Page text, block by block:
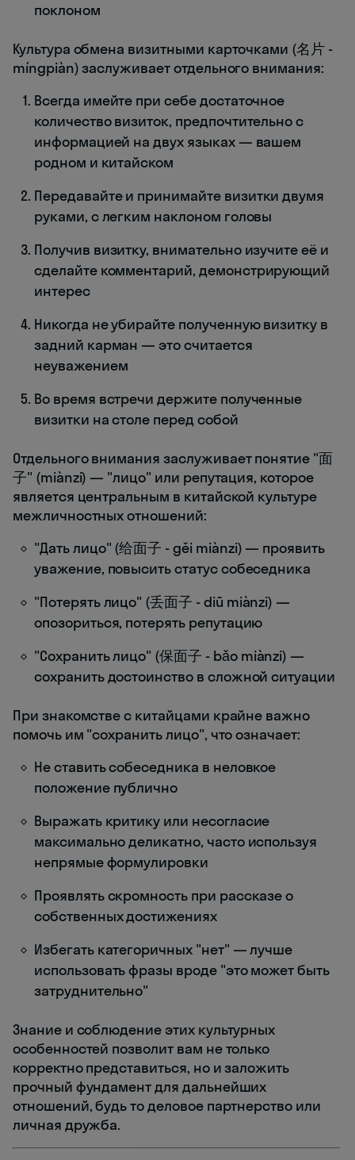
поклоном
Культура обмена визитными карточками (名片 -
míngpiàn) заслуживает отдельного внимания:
Всегда имейте при себе достаточное
количество визиток, предпочтительно с
информацией на двух языках — вашем
родном и китайском
Передавайте и принимайте визитки двумя
руками, с легким наклоном головы
Получив визитку, внимательно изучите её и
сделайте комментарий, демонстрирующий
интерес
Никогда не убирайте полученную визитку в
задний карман — это считается
неуважением
Во время встречи держите полученные
визитки на столе перед собой
Отдельного внимания заслуживает понятие "面
子" (miànzi) — "лицо" или репутация, которое
является центральным в китайской культуре
межличностных отношений:
"Дать лицо" (给面子 - gěi miànzi) — проявить
уважение, повысить статус собеседника
"Потерять лицо" (丢面子 - diū miànzi) —
опозориться, потерять репутацию
"Сохранить лицо" (保面子 - bǎo miànzi) —
сохранить достоинство в сложной ситуации
При знакомстве с китайцами крайне важно
помочь им "сохранить лицо", что означает:
Не ставить собеседника в неловкое
положение публично
Выражать критику или несогласие
максимально деликатно, часто используя
непрямые формулировки
Проявлять скромность при рассказе о
собственных достижениях
Избегать категоричных "нет" — лучше
использовать фразы вроде "это может быть
затруднительно"
Знание и соблюдение этих культурных
особенностей позволит вам не только
корректно представиться, но и заложить
прочный фундамент для дальнейших
отношений, будь то деловое партнерство или
личная дружба.